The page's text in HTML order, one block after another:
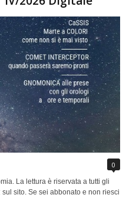
0
La lettura è riservata a tutti gli
sito. Se sei abbonato e non riesci